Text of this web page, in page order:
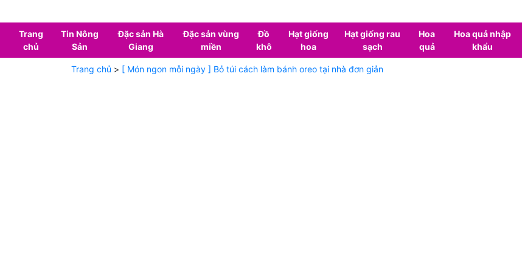
Trang
chủ
Tin Nông
Sản
Đặc sản Hà
Giang
Đặc sản vùng
miền
Đồ
khô
Hạt giống
hoa
Hạt giống rau
sạch
Hoa
quả
Hoa quả nhập
khẩu
Trang chủ > [ Món ngon mỗi ngày ] Bỏ túi cách làm bánh oreo tại nhà đơn giản